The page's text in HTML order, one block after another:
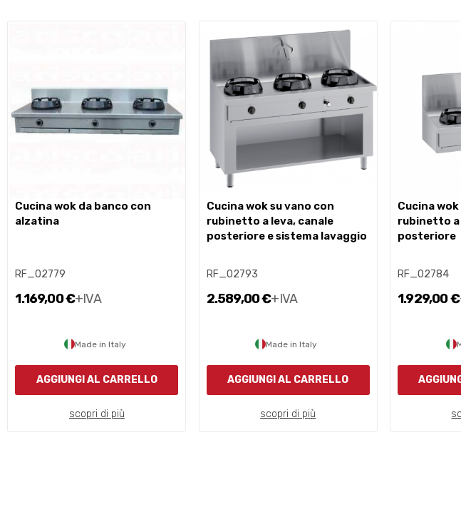
cucina wok da banco con
alzatina
RF_02779
1.169,00 €+IVA
Made in Italy
AGGIUNGI AL CARRELLO
scopri di più
cucina wok su vano con
rubinetto a leva, canale
posteriore e sistema lavaggio
RF_02793
2.589,00 €+IVA
Made in Italy
AGGIUNGI AL CARRELLO
scopri di più
cucina wok da banco con
rubinetto a
posteriore
RF_02784
1.929,00 €